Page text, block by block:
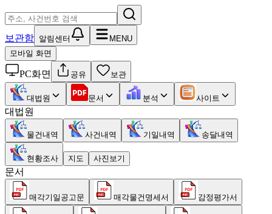
보관함 알림센터
MENU
모바일 화면
PC화면 공유 보관
대법원 문서 분석 사이트
대법원
물건내역 사건내역 기일내역 송달내역
현황조사 지도 사진보기
문서
매각기일공고문 매각물건명세서 감정평가서